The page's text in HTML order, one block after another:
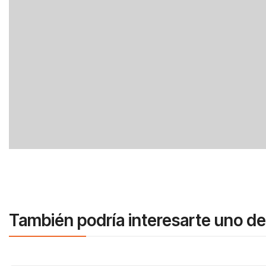
También podría interesarte uno